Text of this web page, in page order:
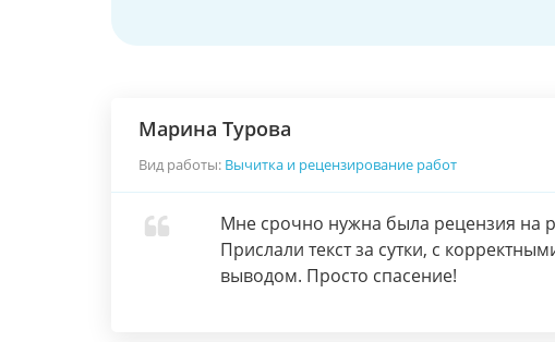
Марина Турова
Вид работы: Вычитка и рецензирование работ
Мне срочно нужна была рецензия на
Прислали текст за сутки, с
выводом. Просто спасение!